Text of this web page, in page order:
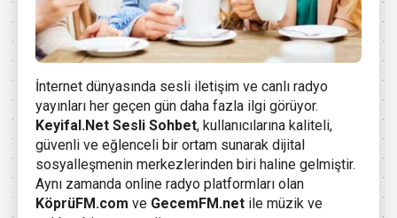
İnternet dünyasında sesli iletişim ve canlı radyo
yayınları her geçen gün daha fazla ilgi görüyor.
Keyifal.Net Sesli Sohbet, kullanıcılarına kaliteli,
güvenli ve eğlenceli bir ortam sunarak dijital
sosyalleşmenin merkezlerinden biri haline gelmiştir.
Aynı zamanda online radyo platformları olan
KöprüFM.com ve GecemFM.net ile müzik ve